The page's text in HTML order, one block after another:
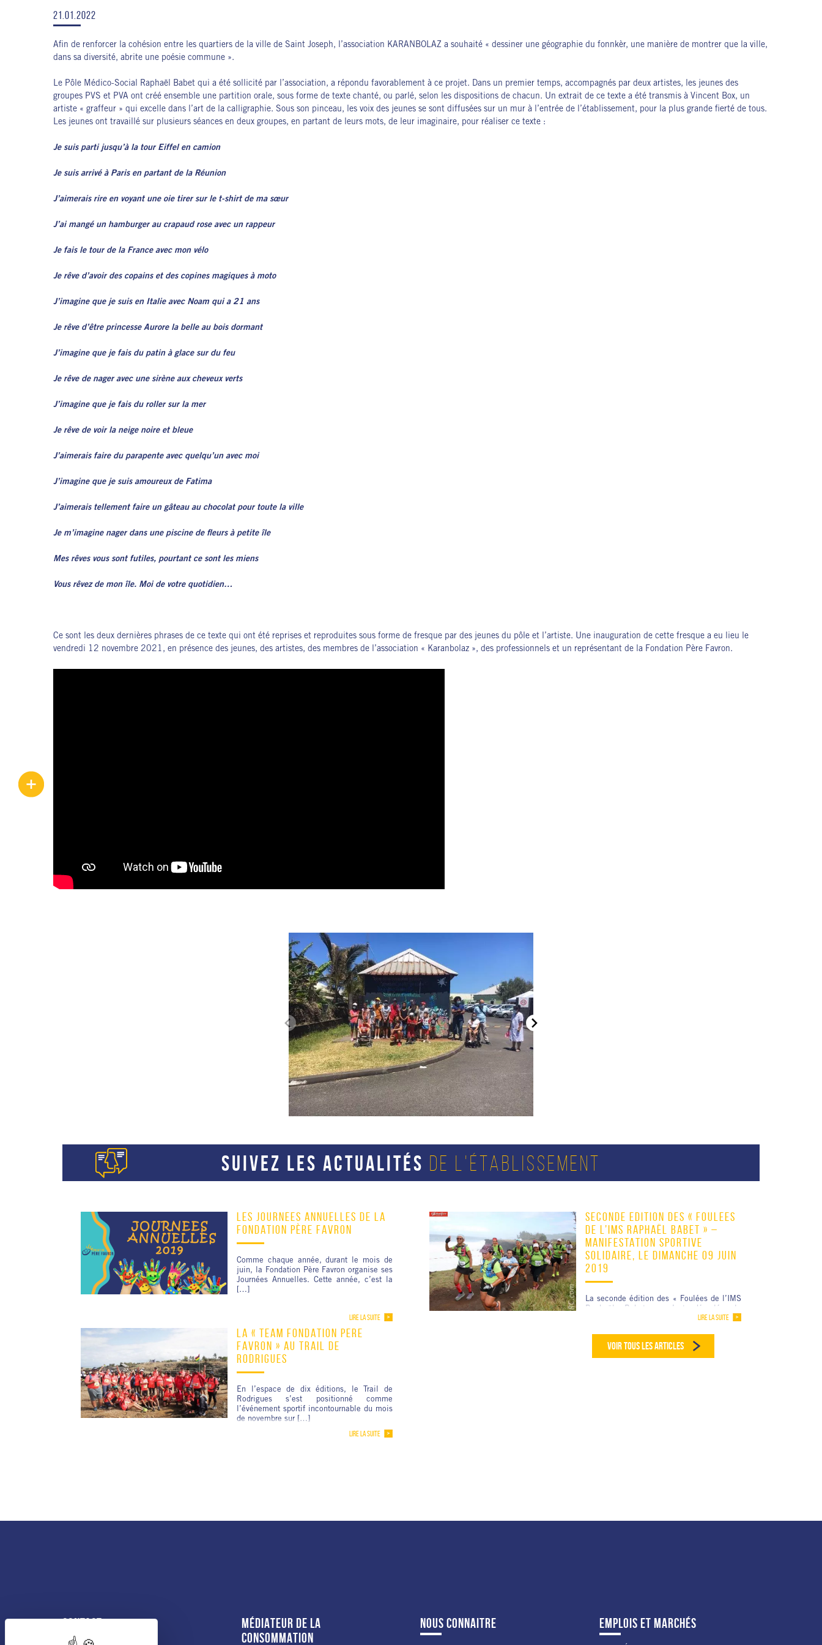
21.01.2022
Afin de renforcer la cohésion entre les quartiers de la ville de Saint Joseph, l’association KARANBOLAZ a souhaité « dessiner une géographie du fonnkèr, une manière de montrer que la ville,
dans sa diversité, abrite une poésie commune ».
Le Pôle Médico-Social Raphaël Babet qui a été sollicité par l’association, a répondu favorablement à ce projet. Dans un premier temps, accompagnés par deux artistes, les jeunes des
groupes PVS et PVA ont créé ensemble une partition orale, sous forme de texte chanté, ou parlé, selon les dispositions de chacun. Un extrait de ce texte a été transmis à Vincent Box, un
artiste « graffeur » qui excelle dans l’art de la calligraphie. Sous son pinceau, les voix des jeunes se sont diffusées sur un mur à l’entrée de l’établissement, pour la plus grande fierté de tous.
Les jeunes ont travaillé sur plusieurs séances en deux groupes, en partant de leurs mots, de leur imaginaire, pour réaliser ce texte :
Je suis parti jusqu’à la tour Eiffel en camion
Je suis arrivé à Paris en partant de la Réunion
J’aimerais rire en voyant une oie tirer sur le t-shirt de ma sœur
J’ai mangé un hamburger au crapaud rose avec un rappeur
Je fais le tour de la France avec mon vélo
Je rêve d’avoir des copains et des copines magiques à moto
J’imagine que je suis en Italie avec Noam qui a 21 ans
Je rêve d’être princesse Aurore la belle au bois dormant
J’imagine que je fais du patin à glace sur du feu
Je rêve de nager avec une sirène aux cheveux verts
J’imagine que je fais du roller sur la mer
Je rêve de voir la neige noire et bleue
J’aimerais faire du parapente avec quelqu’un avec moi
J’imagine que je suis amoureux de Fatima
J’aimerais tellement faire un gâteau au chocolat pour toute la ville
Je m’imagine nager dans une piscine de fleurs à petite île
Mes rêves vous sont futiles, pourtant ce sont les miens
Vous rêvez de mon île. Moi de votre quotidien…
Ce sont les deux dernières phrases de ce texte qui ont été reprises et reproduites sous forme de fresque par des jeunes du pôle et l’artiste. Une inauguration de cette fresque a eu lieu le
vendredi 12 novembre 2021, en présence des jeunes, des artistes, des membres de l’association « Karanbolaz », des professionnels et un représentant de la Fondation Père Favron.
SUIVEZ LES ACTUALITÉS DE L'ÉTABLISSEMENT
LES JOURNÉES ANNUELLES DE LA
FONDATION PÈRE FAVRON
Comme chaque année, durant le mois de
juin, la Fondation Père Favron organise ses
Journées Annuelles. Cette année, c’est la
[…]
LIRE LA SUITE
SECONDE ÉDITION DES « FOULÉES
DE L’IMS RAPHAËL BABET » –
MANIFESTATION SPORTIVE
SOLIDAIRE, LE DIMANCHE 09 JUIN
2019
La seconde édition des « Foulées de l’IMS
Dimanche 09 juin 2019, à St-Joseph. […]
LIRE LA SUITE
LA « TEAM FONDATION PÈRE
FAVRON » AU TRAIL DE
RODRIGUES
En l’espace de dix éditions, le Trail de
Rodrigues s’est positionné comme
l’événement sportif incontournable du mois
de novembre sur […]
LIRE LA SUITE
VOIR TOUS LES ARTICLES
CONTACT
MÉDIATEUR DE LA
CONSOMMATION
NOUS CONNAITRE EMPLOIS ET MARCHÉS